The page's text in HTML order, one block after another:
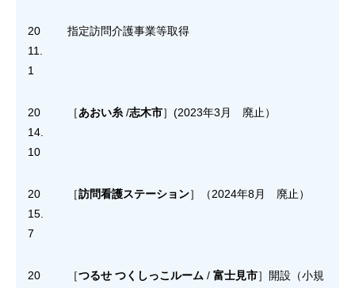
20
11.
1
指定訪問介護事業等取得
20
14.
10
［あおい糸 /志木市］(2023年3月 廃止）
20
15.
7
［訪問看護ステーション］（2024年8月 廃止）
20
［つるせ つくしっこルーム / 富士見市］開設（小規